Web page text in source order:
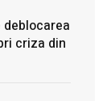
criza din